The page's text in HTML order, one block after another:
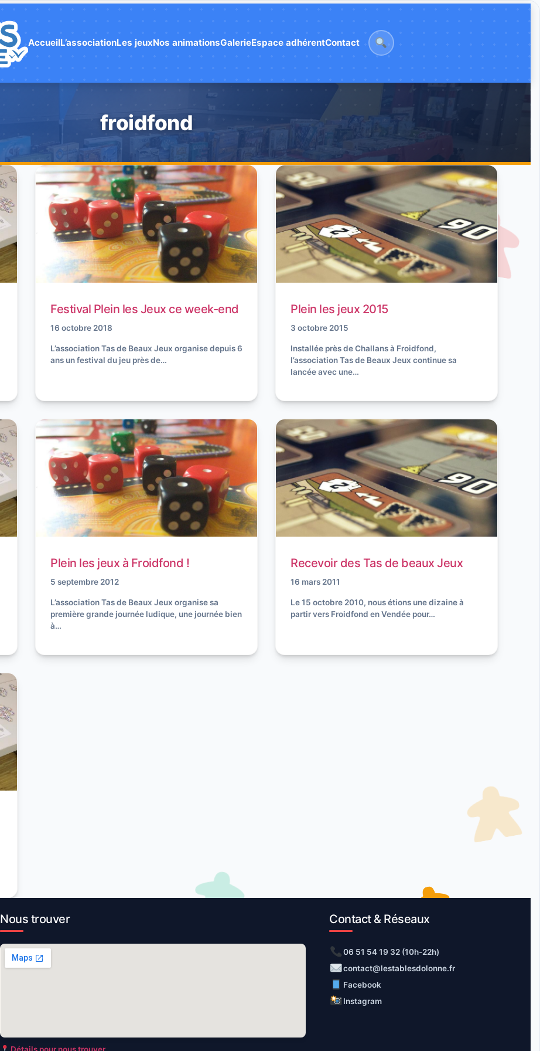
AccueilL’associationLes jeuxNos animationsGalerieEspace adhérentContact
froidfond
Festival Plein les Jeux ce week-end
16 octobre 2018
L’association Tas de Beaux Jeux organise depuis 6
ans un festival du jeu près de…
Plein les jeux 2015
3 octobre 2015
Installée près de Challans à Froidfond,
l’association Tas de Beaux Jeux continue sa
lancée avec une…
Plein les jeux à Froidfond !
5 septembre 2012
L’association Tas de Beaux Jeux organise sa
première grande journée ludique, une journée bien
à…
Recevoir des Tas de beaux Jeux
16 mars 2011
Le 15 octobre 2010, nous étions une dizaine à
partir vers Froidfond en Vendée pour…
Nous trouver Contact & Réseaux
06 51 54 19 32 (10h-22h)
contact@lestablesdolonne.fr
Facebook
Instagram